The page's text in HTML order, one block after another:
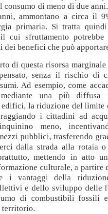
consumo di meno di due
ammontano a circa il
primaria. Si tratta
cui sfruttamento potrebbe
dei benefici che può
di questa risorsa marginale
senza il rischio di
Ad esempio, come
una più diffusa
edifici, la riduzione del limite
i cittadini ad
meno,
pubblici, trasferendo
dalla strada alla rotaia
mettendo in atto
culturale, a partire
i vantaggi della
e dello sviluppo delle
di combustibili fossili
territorio.